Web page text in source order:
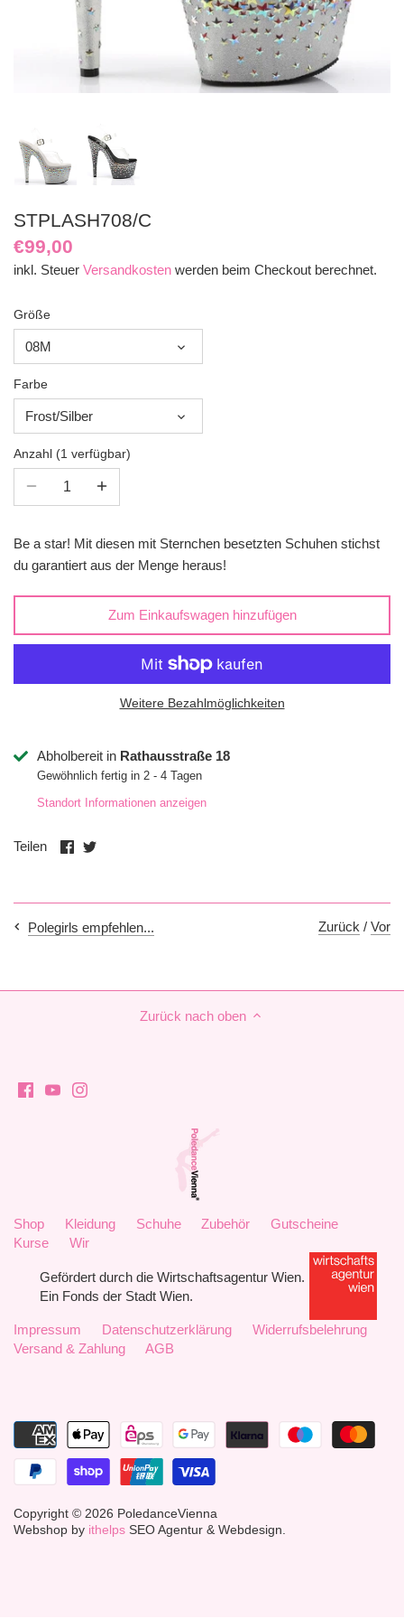
STPLASH708/C
€99,00
inkl. Steuer Versandkosten werden beim Checkout berechnet.
Größe
08M
Farbe
Frost/Silber
Anzahl 1 verfügbar
Be a star! Mit diesen mit Sternchen besetzten Schuhen stichst
du garantiert aus der Menge heraus!
Zum Einkaufswagen hinzufügen
Weitere Bezahlmöglichkeiten
Abholbereit in Rathausstraße 18
Gewöhnlich fertig in 2 - 4 Tagen
Standort Informationen anzeigen
Teilen
AufAuf
Polegirls empfehlen... Zurück / Vor
Zurück nach oben
Shop Kleidung Schuhe Zubehör
Gutscheine
Kurse
Wir
Gefördert durch die Wirtschaftsagentur Wien.
Ein Fonds der Stadt Wien.
Impressum Datenschutzerklärung
Widerrufsbelehrung
Versand & Zahlung
AGB
Copyright © 2026 PoledanceVienna
Webshop by ithelps SEO Agentur & Webdesign.